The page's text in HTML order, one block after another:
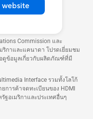
website
ธิ์ของบริษัทฯ
Commission และ
ริกาและแคนาดา โปรดเยี่ยมชม
อดูข้อมูลเกี่ยวกับผลิตภัณฑ์ที่มี
Interface รวมทั้งโลโก้
การค้าจดทะเบียนของ HDMI
ฐอเมริกาและประเทศอื่นๆ